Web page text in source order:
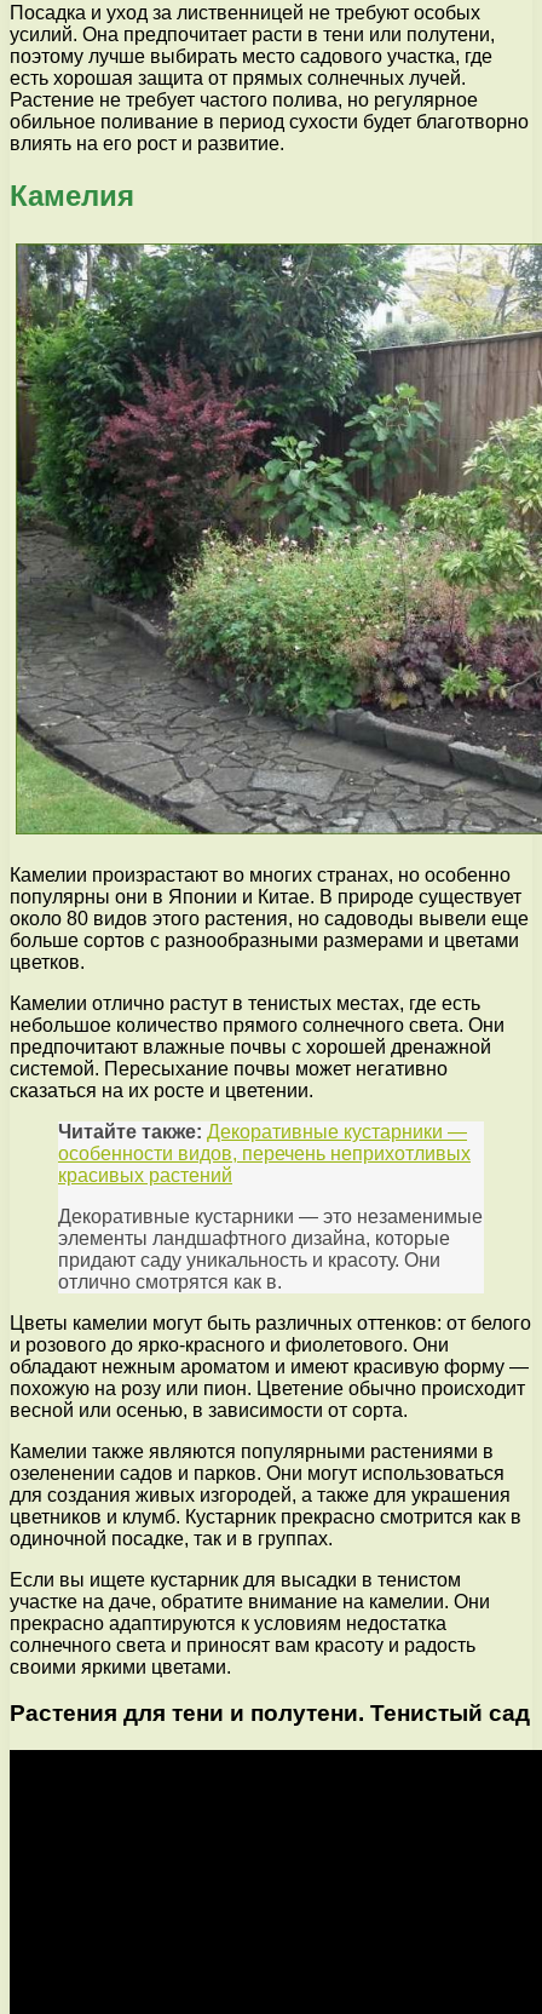
Посадка и уход за лиственницей не требуют особых
усилий. Она предпочитает расти в тени или полутени,
поэтому лучше выбирать место садового участка, где
есть хорошая защита от прямых солнечных лучей.
Растение не требует частого полива, но регулярное
обильное поливание в период сухости будет благотворно
влиять на его рост и развитие.
Камелия
Камелии произрастают во многих странах, но особенно
популярны они в Японии и Китае. В природе существует
около 80 видов этого растения, но садоводы вывели еще
больше сортов с разнообразными размерами и цветами
цветков.
Камелии отлично растут в тенистых местах, где есть
небольшое количество прямого солнечного света. Они
предпочитают влажные почвы с хорошей дренажной
системой. Пересыхание почвы может негативно
сказаться на их росте и цветении.
Читайте также: Декоративные кустарники —
особенности видов, перечень неприхотливых
красивых растений
Декоративные кустарники — это незаменимые
элементы ландшафтного дизайна, которые
придают саду уникальность и красоту. Они
отлично смотрятся как в.
Цветы камелии могут быть различных оттенков: от белого
и розового до ярко-красного и фиолетового. Они
обладают нежным ароматом и имеют красивую форму —
похожую на розу или пион. Цветение обычно происходит
весной или осенью, в зависимости от сорта.
Камелии также являются популярными растениями в
озеленении садов и парков. Они могут использоваться
для создания живых изгородей, а также для украшения
цветников и клумб. Кустарник прекрасно смотрится как в
одиночной посадке, так и в группах.
Если вы ищете кустарник для высадки в тенистом
участке на даче, обратите внимание на камелии. Они
прекрасно адаптируются к условиям недостатка
солнечного света и приносят вам красоту и радость
своими яркими цветами.
Растения для тени и полутени. Тенистый сад